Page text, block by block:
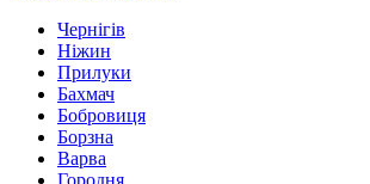
Чернігів
Ніжин
Прилуки
Бахмач
Бобровиця
Борзна
Варва
Городня